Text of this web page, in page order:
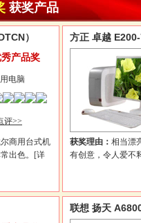
获奖产品
）
产品奖
电脑
评>>
商用台式机
出色。 [详
方正 卓越
获奖理由： 相当漂
有创意，令人爱不
联想 扬天